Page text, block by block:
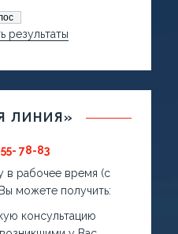
результаты
ЛИНИЯ»
78-83
в рабочее время (с
можете получить:
консультацию